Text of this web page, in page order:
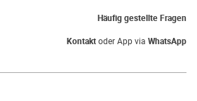
Häufig gestellte Fragen
Kontaktoder App via WhatsApp